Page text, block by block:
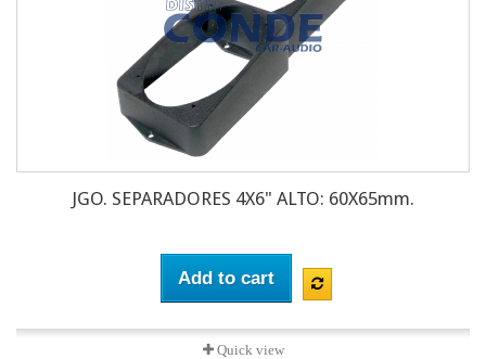
JGO. SEPARADORES 4X6" ALTO: 60X65mm.
Add to cart
Quick view